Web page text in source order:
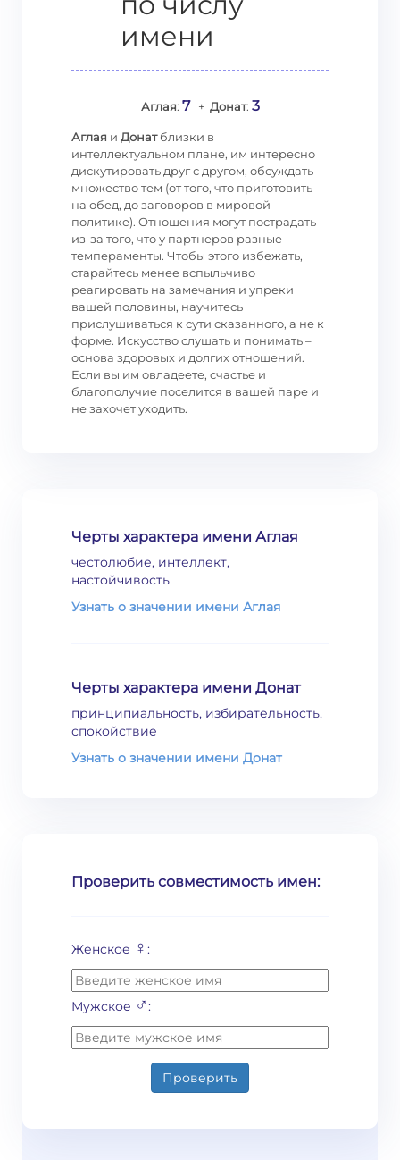
имени
Аглая: 7+ Донат: 3
Аглая и Донатблизки в
интеллектуальном плане, им интересно
дискутировать друг с другом, обсуждать
множество тем (от того, что приготовить
на обед, до заговоров в мировой
политике). Отношения могут пострадать
из-за того, что у партнеров разные
темпераменты. Чтобы этого избежать,
старайтесь менее вспыльчиво
реагировать на замечания и упреки
вашей половины, научитесь
прислушиваться к сути сказанного, а не к
форме. Искусство слушать и понимать –
основа здоровых и долгих отношений.
Если вы им овладеете, счастье и
благополучие поселится в вашей паре и
не захочет уходить.
Черты характера имени Аглая
честолюбие, интеллект,
настойчивость
Узнать о значении имени Аглая
Черты характера имени Донат
принципиальность, избирательность,
спокойствие
Узнать о значении имени Донат
Проверить совместимость имен:
Женское ♀ :
Мужское ♂:
Проверить